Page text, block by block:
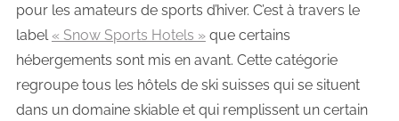
pour les amateurs de sports d’hiver. C’est à travers le
label « Snow Sports Hotels »que certains
hébergements sont mis en avant. Cette catégorie
regroupe tous les hôtels de ski suisses qui se situent
dans un domaine skiable et qui remplissent un certain